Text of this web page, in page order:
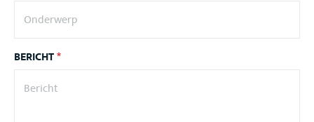
BERICHT*